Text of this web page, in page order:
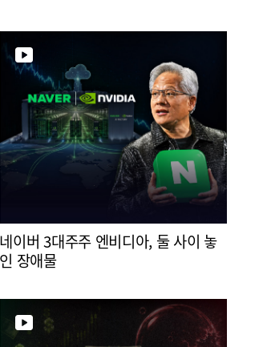
네이버 3대주주 엔비디아, 둘 사이 놓
인 장애물